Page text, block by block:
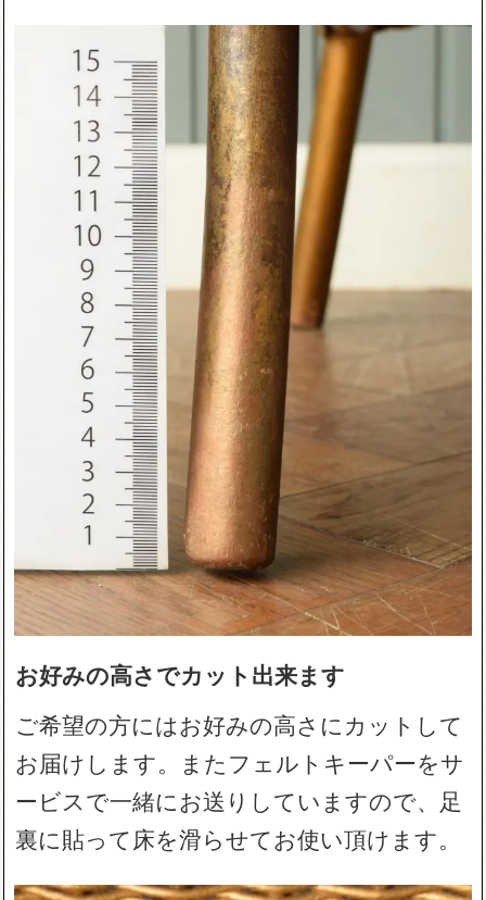
お好みの高さでカット出来ます
ご希望の方にはお好みの高さにカットして
お届けします。またフェルトキーパーをサ
ービスで一緒にお送りしていますので、足
裏に貼って床を滑らせてお使い頂けます。